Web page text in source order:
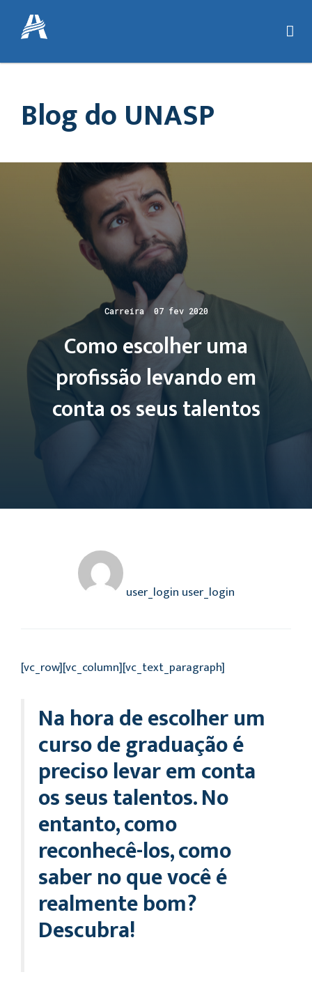
Blog do UNASP
Carreira 07 fev 2020
Como escolher uma
profissão levando em
conta os seus talentos
user_login user_login
[vc_row][vc_column][vc_text_paragraph]
Na hora de escolher um
curso de graduação é
preciso levar em conta
os seus talentos. No
entanto, como
reconhecê-los, como
saber no que você é
realmente bom?
Descubra!